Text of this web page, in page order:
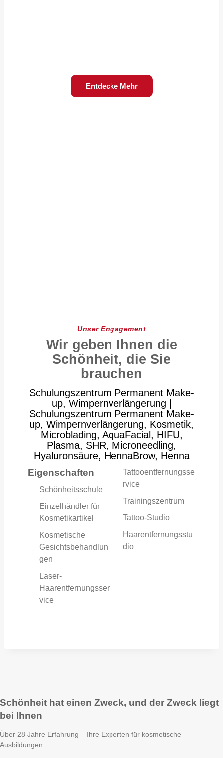
Entdecke Mehr
Unser Engagement
Wir geben Ihnen die
Schönheit, die Sie
brauchen
Schulungszentrum Permanent Make-
up, Wimpernverlängerung |
Schulungszentrum Permanent Make-
up, Wimpernverlängerung, Kosmetik,
Microblading, AquaFacial, HIFU,
Plasma, SHR, Microneedling,
Hyaluronsäure, HennaBrow, Henna
Eigenschaften
Schönheitsschule
Einzelhändler für
Kosmetikartikel
Kosmetische
Gesichtsbehandlun
gen
Laser-
Haarentfernungsser
vice
Tattooentfernungsse
rvice
Trainingszentrum
Tattoo-Studio
Haarentfernungsstu
dio
Schönheit hat einen Zweck, und der Zweck liegt
bei Ihnen
Über 28 Jahre Erfahrung – Ihre Experten für kosmetische
Ausbildungen